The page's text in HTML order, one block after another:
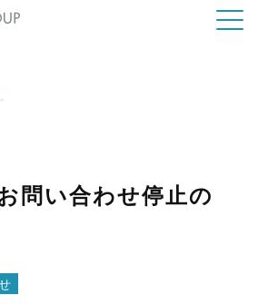
問い合わせ停止の